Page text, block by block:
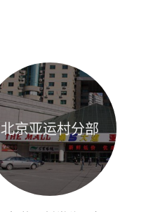
北京亚运村分部